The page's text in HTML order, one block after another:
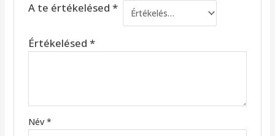
A te értékelésed *
Értékelésed *
Név *